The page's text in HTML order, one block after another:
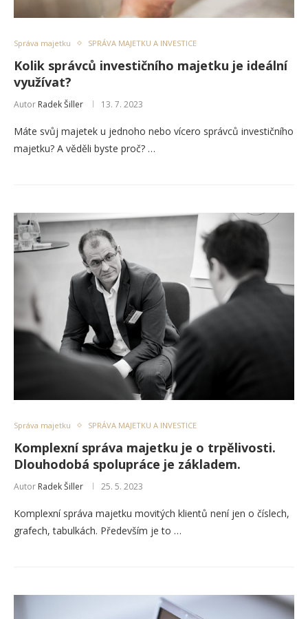
Správa majetku SPRÁVA MAJETKU A INVESTICE
Kolik správců investičního majetku je ideální
využívat?
Autor Radek Šiller 13. 7. 2023
Máte svůj majetek u jednoho nebo vícero správců investičního
majetku? A věděli byste proč? …
Správa majetku SPRÁVA MAJETKU A INVESTICE
Komplexní správa majetku je o trpělivosti.
Dlouhodobá spolupráce je základem.
Autor Radek Šiller 25. 5. 2023
Komplexní správa majetku movitých klientů není jen o číslech,
grafech, tabulkách. Především je to …